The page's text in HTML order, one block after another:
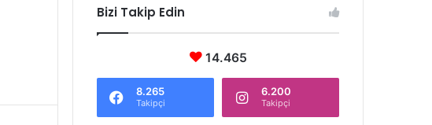
Bizi Takip Edin
14.465
8.265
Takipçi
6.200
Takipçi